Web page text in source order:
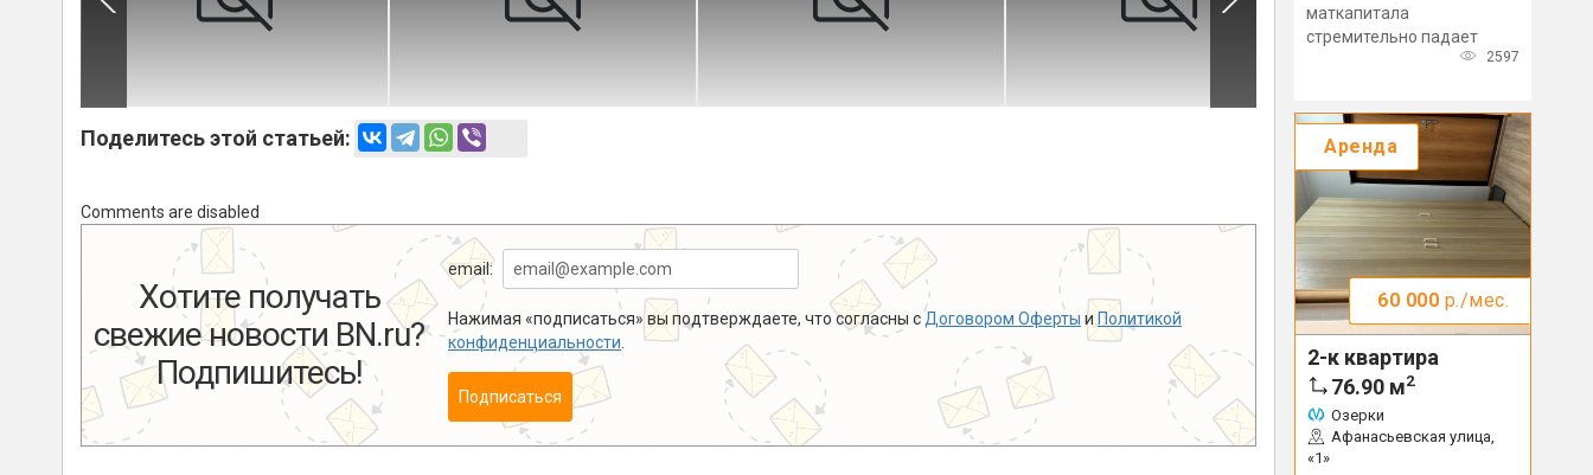
Поделитесь этой статьей:
Comments are disabled
Хотите получать
свежие новости BN.ru?
Подпишитесь!
email:
Нажимая «подписаться» вы подтверждаете, что согласны с Договором Оферты и Политикой
конфиденциальности
Подписаться
маткапитала
стремительно падает
2597
Аренда
60 000 р./мес.
2-к квартира
76.90 м2
Озерки
Афанасьевская улица,
«1»